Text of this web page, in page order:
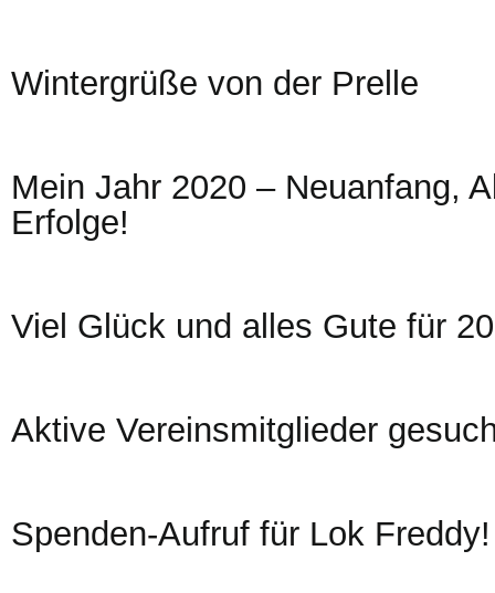
Wintergrüße von der Prelle
Mein Jahr 2020 – Neuanfang,
Erfolge!
Viel Glück und alles Gute für
Aktive Vereinsmitglieder
Spenden-Aufruf für Lok Freddy!